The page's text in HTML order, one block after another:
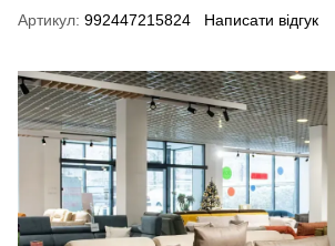
Артикул: 992447215824 Написати відгук